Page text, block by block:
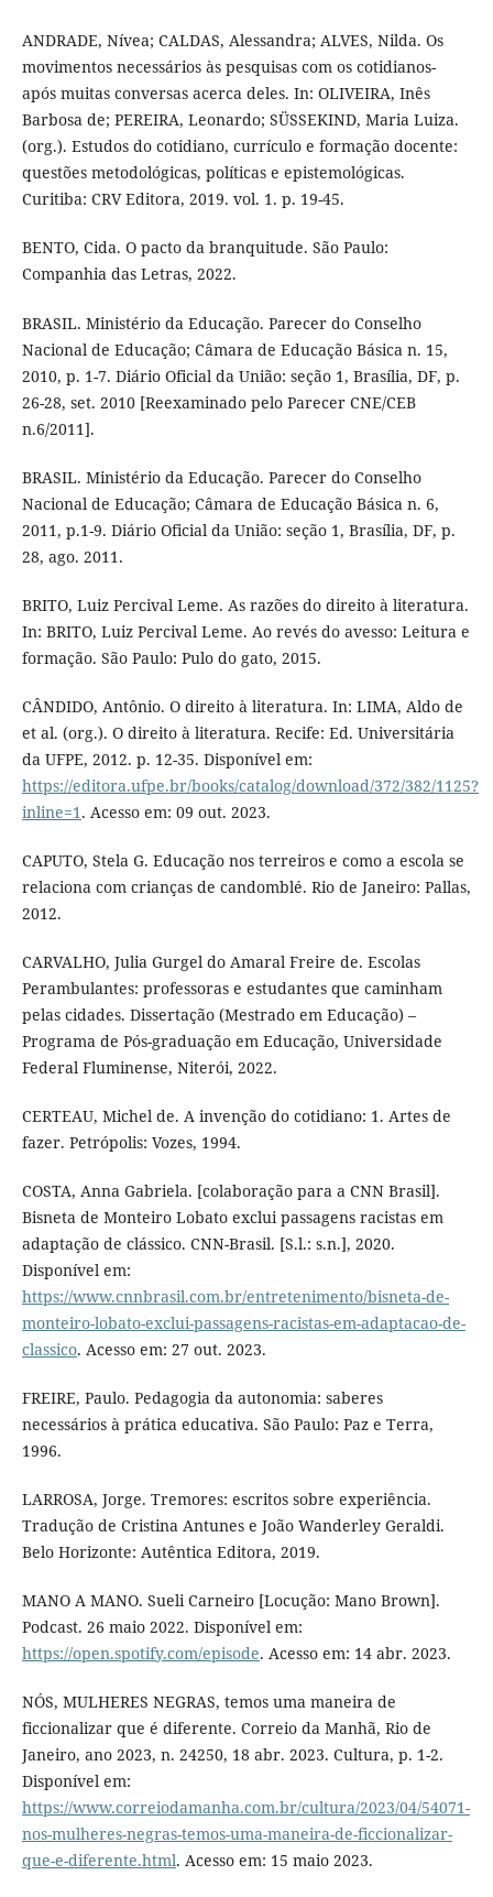
ANDRADE, Nívea; CALDAS, Alessandra; ALVES, Nilda. Os
movimentos necessários às pesquisas com os cotidianos-
após muitas conversas acerca deles. In: OLIVEIRA, Inês
Barbosa de; PEREIRA, Leonardo; SÜSSEKIND, Maria Luiza.
(org.). Estudos do cotidiano, currículo e formação docente:
questões metodológicas, políticas e epistemológicas.
Curitiba: CRV Editora, 2019. vol. 1. p. 19-45.
BENTO, Cida. O pacto da branquitude. São Paulo:
Companhia das Letras, 2022.
BRASIL. Ministério da Educação. Parecer do Conselho
Nacional de Educação; Câmara de Educação Básica n. 15,
2010, p. 1-7. Diário Oficial da União: seção 1, Brasília, DF, p.
26-28, set. 2010 [Reexaminado pelo Parecer CNE/CEB
n.6/2011].
BRASIL. Ministério da Educação. Parecer do Conselho
Nacional de Educação; Câmara de Educação Básica n. 6,
2011, p.1-9. Diário Oficial da União: seção 1, Brasília, DF, p.
28, ago. 2011.
BRITO, Luiz Percival Leme. As razões do direito à literatura.
In: BRITO, Luiz Percival Leme. Ao revés do avesso: Leitura e
formação. São Paulo: Pulo do gato, 2015.
CÂNDIDO, Antônio. O direito à literatura. In: LIMA, Aldo de
et al. (org.). O direito à literatura. Recife: Ed. Universitária
da UFPE, 2012. p. 12-35. Disponível em:
https://editora.ufpe.br/books/catalog/download/372/382/1125?
inline=1 . Acesso em: 09 out. 2023.
CAPUTO, Stela G. Educação nos terreiros e como a escola se
relaciona com crianças de candomblé. Rio de Janeiro: Pallas,
2012.
CARVALHO, Julia Gurgel do Amaral Freire de. Escolas
Perambulantes: professoras e estudantes que caminham
pelas cidades. Dissertação (Mestrado em Educação) –
Programa de Pós-graduação em Educação, Universidade
Federal Fluminense, Niterói, 2022.
CERTEAU, Michel de. A invenção do cotidiano: 1. Artes de
fazer. Petrópolis: Vozes, 1994.
COSTA, Anna Gabriela. [colaboração para a CNN Brasil].
Bisneta de Monteiro Lobato exclui passagens racistas em
adaptação de clássico. CNN-Brasil. [S.l.: s.n.], 2020.
Disponível em:
https://www.cnnbrasil.com.br/entretenimento/bisneta-de-
monteiro-lobato-exclui-passagens-racistas-em-adaptacao-de-
classico. Acesso em: 27 out. 2023.
FREIRE, Paulo. Pedagogia da autonomia: saberes
necessários à prática educativa. São Paulo: Paz e Terra,
1996.
LARROSA, Jorge. Tremores: escritos sobre experiência.
Tradução de Cristina Antunes e João Wanderley Geraldi.
Belo Horizonte: Autêntica Editora, 2019.
MANO A MANO. Sueli Carneiro [Locução: Mano Brown].
Podcast. 26 maio 2022. Disponível em:
https://open.spotify.com/episode. Acesso em: 14 abr. 2023.
NÓS, MULHERES NEGRAS, temos uma maneira de
ficcionalizar que é diferente. Correio da Manhã, Rio de
Janeiro, ano 2023, n. 24250, 18 abr. 2023. Cultura, p. 1-2.
Disponível em:
https://www.correiodamanha.com.br/cultura/2023/04/54071-
nos-mulheres-negras-temos-uma-maneira-de-ficcionalizar-
que-e-diferente.html. Acesso em: 15 maio 2023.